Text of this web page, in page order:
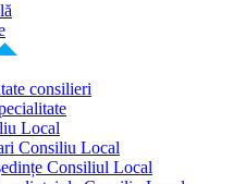
consilieri
Local
Consiliu Local
Consiliul Local